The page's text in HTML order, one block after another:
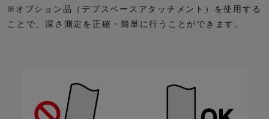
※オプション品（デプスベースアタッチメント）を使用する
ことで、深さ測定を正確・簡単に行うことができます。